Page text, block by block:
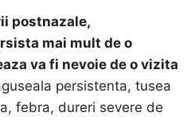
postnazale,
mai mult de o
va fi nevoie de o vizita
persistenta, tusea
febra, dureri severe de